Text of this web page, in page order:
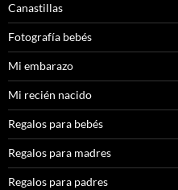
Canastillas
Fotografía bebés
Mi embarazo
Mi recién nacido
Regalos para bebés
Regalos para madres
Regalos para padres